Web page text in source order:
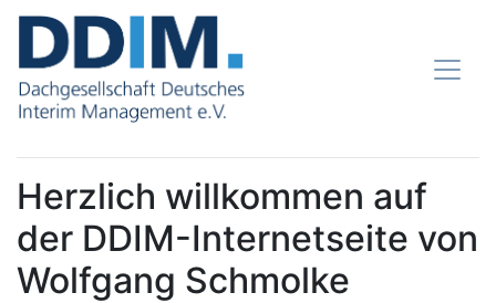
Herzlich willkommen auf
der DDIM-Internetseite von
Wolfgang Schmolke